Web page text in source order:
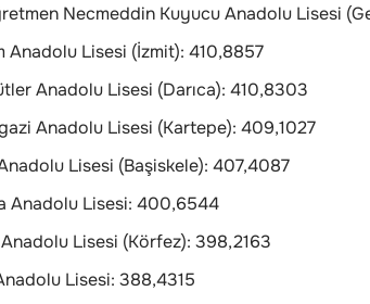
Necmeddin Kuyucu Anadolu Lisesi
Anadolu Lisesi (İzmit): 410,8857
Anadolu Lisesi (Darıca): 410,8303
Anadolu Lisesi (Kartepe): 409,1027
Lisesi (Başiskele): 407,4087
Anadolu Lisesi: 400,6544
Anadolu Lisesi (Körfez): 398,2163
Lisesi: 388,4315